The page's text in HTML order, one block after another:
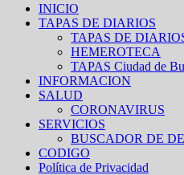
INICIO
TAPAS DE DIARIOS
TAPAS DE
HEMEROTECA
TAPAS Ciudad de
INFORMACION
SALUD
CORONAVIRUS
SERVICIOS
BUSCADOR DE
CODIGO
Política de Privacidad